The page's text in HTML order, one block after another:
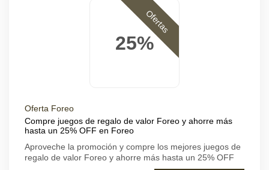
25%
Ofertas
Oferta Foreo
Compre juegos de regalo de valor Foreo y ahorre más
hasta un 25% OFF en Foreo
Aproveche la promoción y compre los mejores juegos de
regalo de valor Foreo y ahorre más hasta un 25% OFF